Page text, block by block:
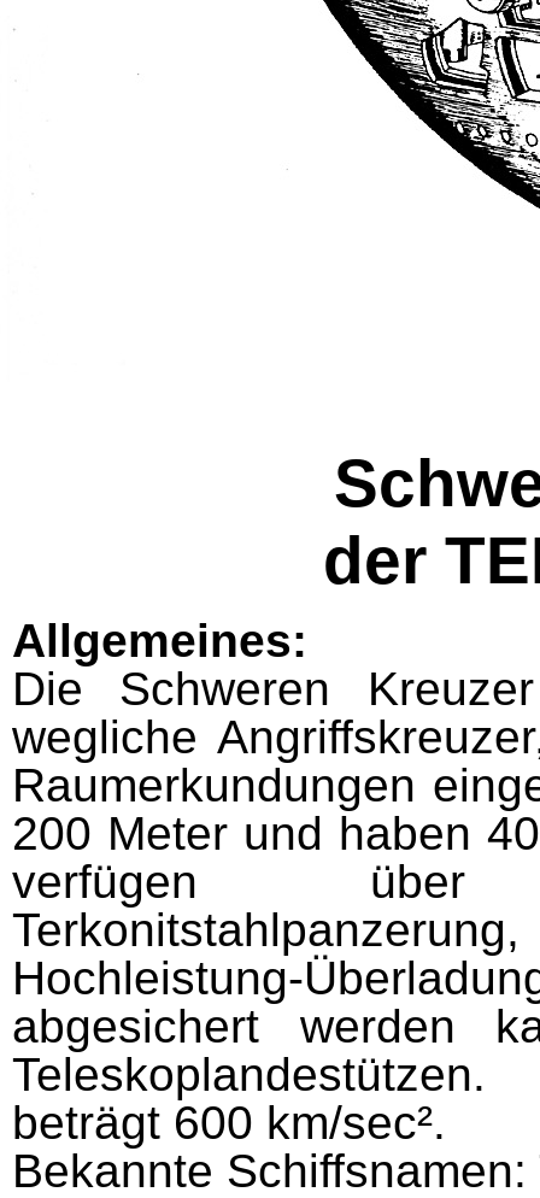
der
Allgemeines:
Die Schweren
wegliche
Raumerkundungen
200 Meter und haben
verfügen über
Hochleistung-
abgesichert werden
beträgt 600 km/sec².
Bekannte